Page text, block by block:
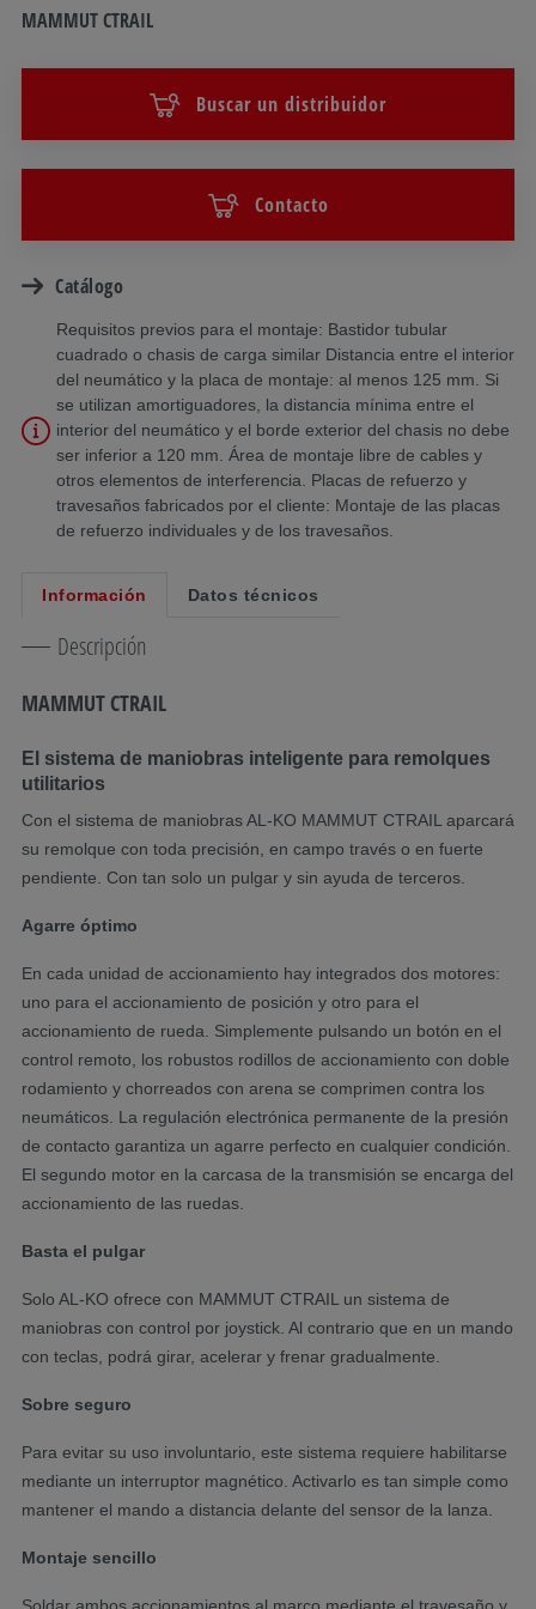
MAMMUT CTRAIL
Buscar un distribuidor
Contacto
Catálogo
Requisitos previos para el montaje: Bastidor tubular
cuadrado o chasis de carga similar Distancia entre el interior
del neumático y la placa de montaje: al menos 125 mm. Si
se utilizan amortiguadores, la distancia mínima entre el
interior del neumático y el borde exterior del chasis no debe
ser inferior a 120 mm. Área de montaje libre de cables y
otros elementos de interferencia. Placas de refuerzo y
travesaños fabricados por el cliente: Montaje de las placas
de refuerzo individuales y de los travesaños.
Información Datos técnicos
Descripción
MAMMUT CTRAIL
El sistema de maniobras inteligente para remolques
utilitarios
Con el sistema de maniobras AL‑KO MAMMUT CTRAIL aparcará
su remolque con toda precisión, en campo través o en fuerte
pendiente. Con tan solo un pulgar y sin ayuda de terceros.
Agarre óptimo
En cada unidad de accionamiento hay integrados dos motores:
uno para el accionamiento de posición y otro para el
accionamiento de rueda. Simplemente pulsando un botón en el
control remoto, los robustos rodillos de accionamiento con doble
rodamiento y chorreados con arena se comprimen contra los
neumáticos. La regulación electrónica permanente de la presión
de contacto garantiza un agarre perfecto en cualquier condición.
El segundo motor en la carcasa de la transmisión se encarga del
accionamiento de las ruedas.
Basta el pulgar
Solo AL-KO ofrece con MAMMUT CTRAIL un sistema de
maniobras con control por joystick. Al contrario que en un mando
con teclas, podrá girar, acelerar y frenar gradualmente.
Sobre seguro
Para evitar su uso involuntario, este sistema requiere habilitarse
mediante un interruptor magnético. Activarlo es tan simple como
mantener el mando a distancia delante del sensor de la lanza.
Montaje sencillo
Soldar ambos accionamientos al marco mediante el travesaño y